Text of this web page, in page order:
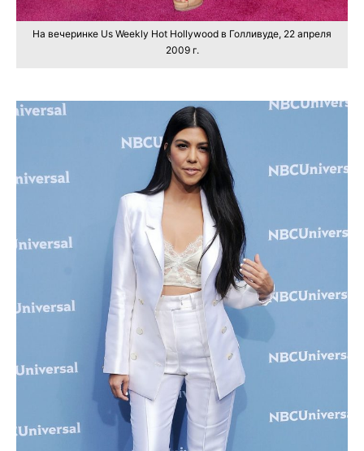
На вечеринке Us Weekly Hot Hollywood в Голливуде, 22 апреля
2009 г.